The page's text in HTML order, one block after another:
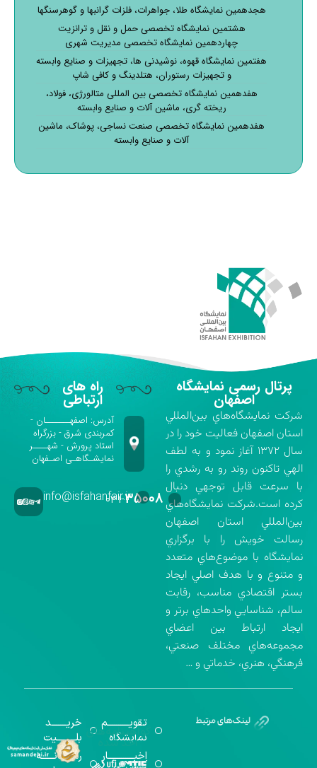
هجدهمین نمایشگاه طلا، جواهرات، فلزات گرانبها و گوهرسنگها
هشتمین نمایشگاه تخصصی حمل و نقل و ترانزیت
چهاردهمین نمایشگاه تخصصی مدیریت شهری
هفتمین نمایشگاه قهوه، نوشیدنی ها، تجهیزات و صنایع وابسته
و تجهیزات رستوران، هتلدینگ و کافی شاپ
هفدهمین نمایشگاه تخصصی بین المللی متالورژی، فولاد،
ریخته گری، ماشین آلات و صنایع وابسته
هفدهمین نمایشگاه تخصصی صنعت نساجی، پوشاک، ماشین
آلات و صنایع وابسته
پرتال رسمی نمایشگاه
اصفهان
شركت نمايشگاه‌هاي بين‌المللي
استان اصفهان فعاليت خود را در
سال ۱۳۷۲ آغاز نمود و به لطف
الهي تاكنون روند رو به رشدي را
با سرعت قابل توجهي دنبال
كرده است.شركت نمايشگاه‌هاي
بين‌المللي استان اصفهان
رسالت خويش را با برگزاري
نمايشگاه با موضوع‌هاي متعدد
و متنوع و با هدف اصلي ايجاد
بستر اقتصادي مناسب، رقابت
سالم، شناسايي واحدهاي برتر و
ايجاد ارتباط بين اعضاي
مجموعه‌هاي مختلف صنعتي،
فرهنگي، هنري، خدماتي و …
راه های
ارتباطی
آدرس: اصفهـــــــان -
کمربندی شرق - بزرگراه
استاد پرورش - شهــــر
نمایشـگاهـی اصـفهان
۰۳۱-۳۵۰۰۸info@isfahanfair.ir
تقویــــــــــم
نمایشگاه
اخبــــــــــــار
خریـــــــد
بلـــــــــیت
رســـــانــــــه
گواهینامه‌های
اخذ شده